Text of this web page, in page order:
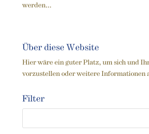
werden...
Über diese Website
Hier wäre ein guter Platz, um sich und
vorzustellen oder weitere Informationen
Filter